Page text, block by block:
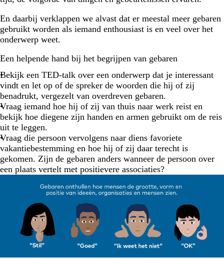
En daarbij verklappen we alvast dat er meestal meer gebaren
gebruikt worden als iemand enthousiast is en veel over het
onderwerp weet.
Een helpende hand bij het begrijpen van gebaren
Bekijk een TED-talk over een onderwerp dat je interessant
vindt en let op of de spreker de woorden die hij of zij
benadrukt, vergezelt van overdreven gebaren.
Vraag iemand hoe hij of zij van thuis naar werk reist en
bekijk hoe diegene zijn handen en armen gebruikt om de reis
uit te leggen.
Vraag die persoon vervolgens naar diens favoriete
vakantiebestemming en hoe hij of zij daar terecht is
gekomen. Zijn de gebaren anders wanneer de persoon over
een plaats vertelt met positievere associaties?